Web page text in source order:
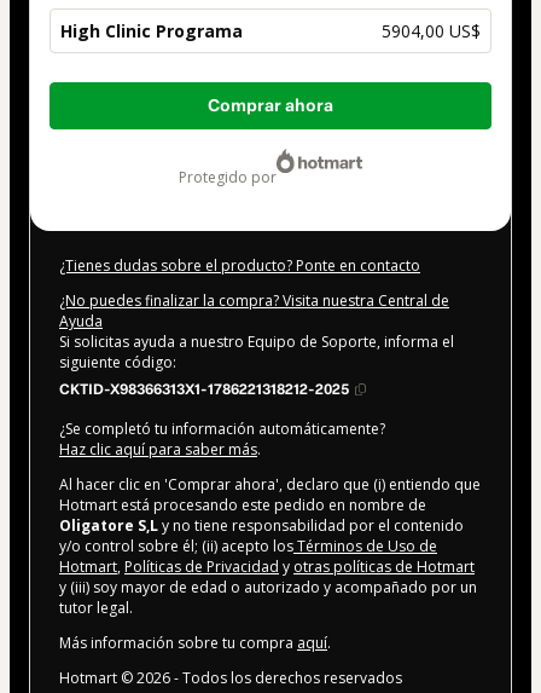
High Clinic Programa 5904,00 US$
Total
Comprar ahora
protegido por
¿Tienes dudas sobre el producto? Ponte en contacto
¿No puedes finalizar la compra? Visita nuestra Central de
Ayuda
Si solicitas ayuda a nuestro Equipo de Soporte, informa el
siguiente código:
CKTID-X98366313X1-1786221318212-2025
¿Se completó tu información automáticamente?
Haz clic aquí para saber más.
Al hacer clic en 'Comprar ahora', declaro que (i) entiendo que
Hotmart está procesando este pedido en nombre de
Oligatore S,Ly no tiene responsabilidad por el contenido
y/o control sobre él; (ii) acepto losTérminos de Uso de
Hotmart, Políticas de Privacidad y otras políticas de Hotmart
y (iii) soy mayor de edad o autorizado y acompañado por un
tutor legal.
Más información sobre tu compra aquí.
Hotmart ©2026- Todos los derechos reservados